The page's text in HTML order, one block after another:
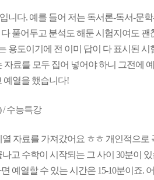
니다. 예를 들어 저는 독서론-독서-문
풀어두고 분석도 해둔 시험지여도
용도이기에 전 이미 답이 다 표시된 시
자료를 모두 집어 넣어야 하니 그전에
예열을 했습니다!
/ 수능특강
열 자료를 가져갔어요 ㅎㅎ 개인적으
고 수학이 시작되는 그 사이 30분이
예열할 수 있는 시간은 15-10분이죠.